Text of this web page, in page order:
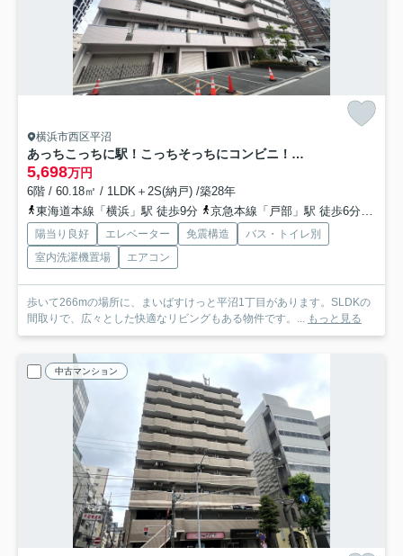
横浜市西区平沼
あっちこっちに駅！こっちそっちにコンビニ！しかも平坦！一人暮らし？ファミリー住まい？どっちにしても超便利な最強立地！な、【ピュアシティ横浜6】リノベーション
5,698万円
6階 / 60.18㎡ / 1LDK＋2S(納戸) /築28年
東海道本線「横浜」駅 徒歩9分
京急本線「戸部」駅 徒歩6分
陽当り良好 エレベーター 免震構造
バス・トイレ別
室内洗濯機置場
エアコン
歩いて266mの場所に、まいばすけっと平沼1丁目があります。SLDKの
間取りで、広々とした快適なリビングもある物件です。... もっと見る
中古マンション